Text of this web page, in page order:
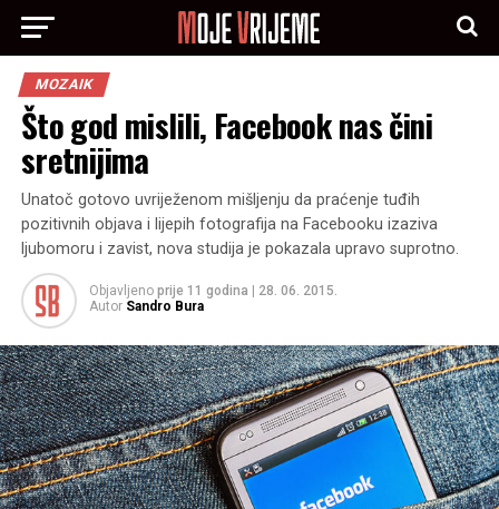
MOZAIK
Što god mislili, Facebook nas čini
sretnijima
Unatoč gotovo uvriježenom mišljenju da praćenje tuđih
pozitivnih objava i lijepih fotografija na Facebooku izaziva
ljubomoru i zavist, nova studija je pokazala upravo suprotno.
Objavljeno prije 11 godina
28. 06. 2015.
Autor Sandro Bura